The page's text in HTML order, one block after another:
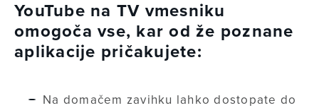
YouTube na TV vmesniku
omogoča vse, kar od že poznane
aplikacije pričakujete:
Na domačem zavihku lahko dostopate do